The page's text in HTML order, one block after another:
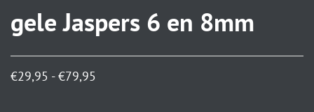
gele Jaspers 6 en 8mm
€29,95 - €79,95